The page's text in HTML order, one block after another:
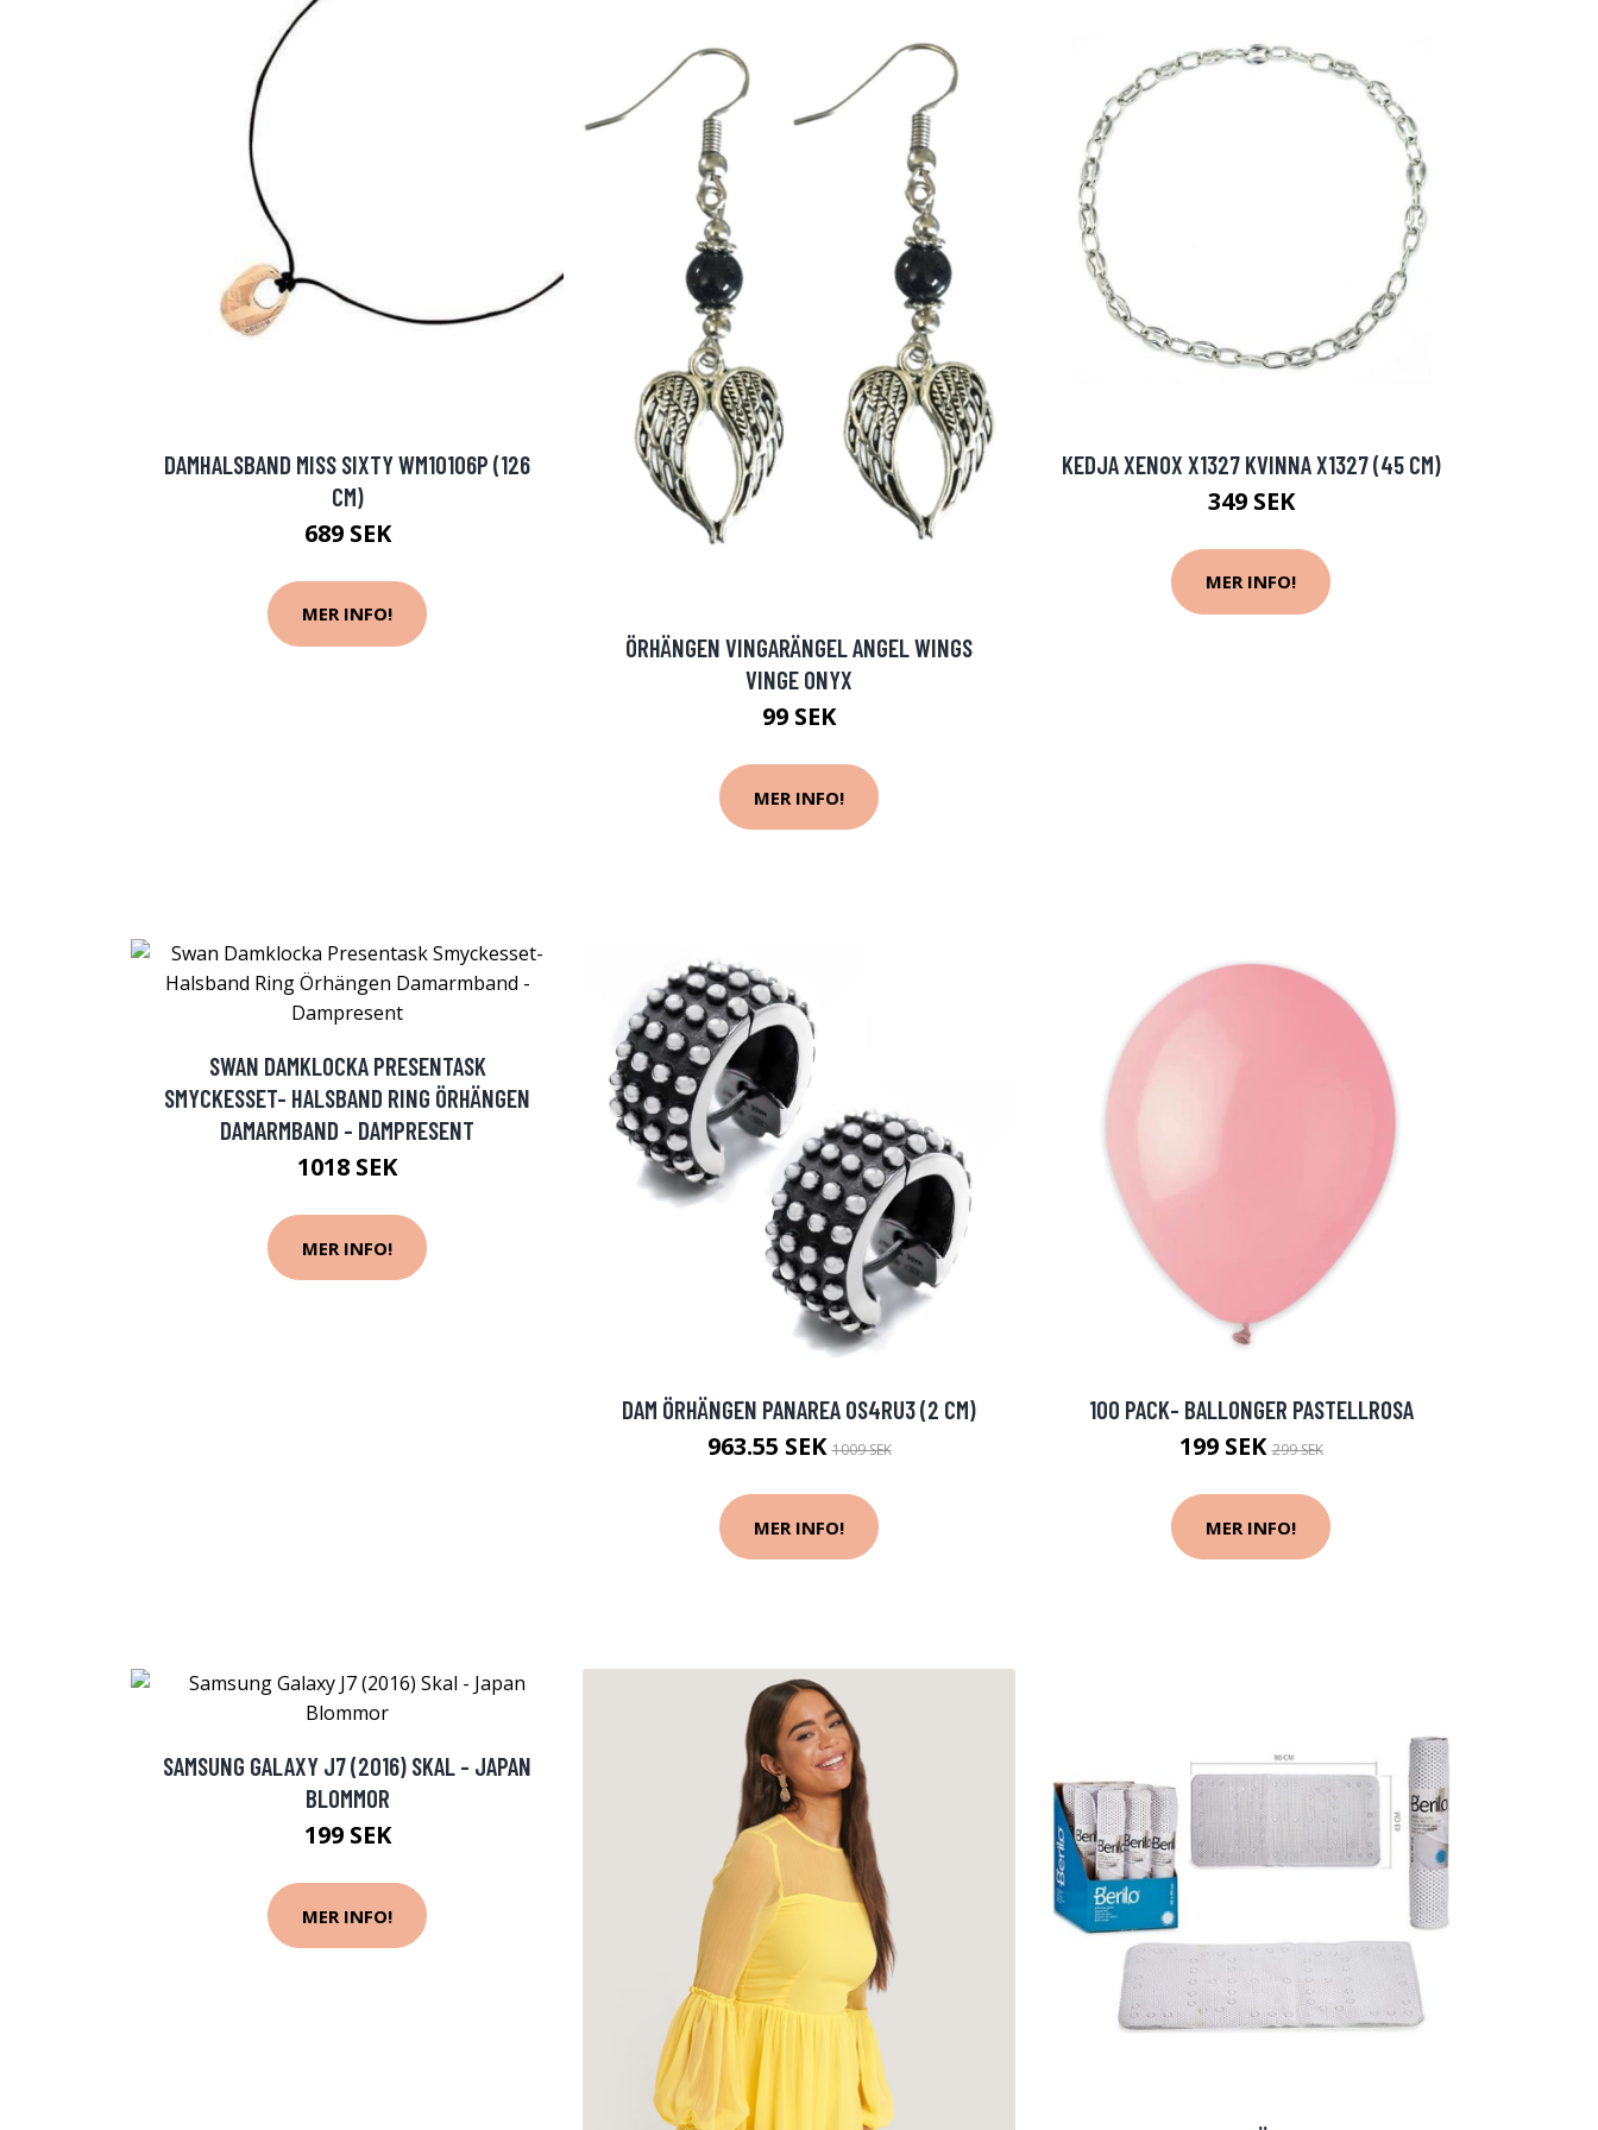
DAMHALSBAND MISS SIXTY WM10106P (126
CM)
689 SEK
MER INFO!
ÖRHÄNGEN VINGARÄNGEL ANGEL WINGS
VINGE ONYX
99 SEK
MER INFO!
KEDJA XENOX X1327 KVINNA X1327 (45 CM)
349 SEK
MER INFO!
SWAN DAMKLOCKA PRESENTASK
SMYCKESSET- HALSBAND RING ÖRHÄNGEN
DAMARMBAND - DAMPRESENT
1018 SEK
MER INFO!
DAM ÖRHÄNGEN PANAREA OS4RU3 (2 CM)
963.55 SEK1009 SEK
MER INFO!
100 PACK- BALLONGER PASTELLROSA
199 SEK299 SEK
MER INFO!
SAMSUNG GALAXY J7 (2016) SKAL - JAPAN
BLOMMOR
199 SEK
MER INFO!